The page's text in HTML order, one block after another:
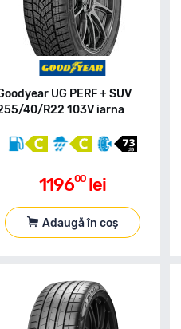
UG PERF + SUV
40/R22 103V iarna
119600 lei
Adaugă în coș